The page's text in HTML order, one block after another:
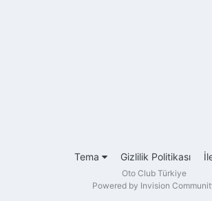
Tema Gizlilik Politikası
Oto Club Türkiye
Powered by Invision